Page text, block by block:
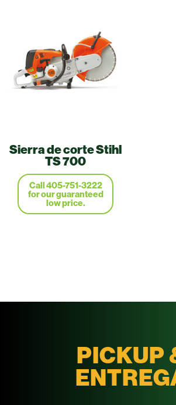
Sierra de corte Stihl
TS 700
Call 405-751-3222
for our guaranteed
low price.
PICKUP